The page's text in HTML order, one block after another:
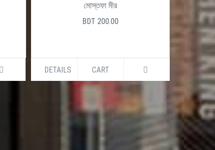
মোস্তফা মীর
BDT 200.00
DETAILS CART DETAILS